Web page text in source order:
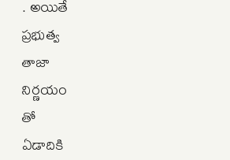
. అయితే
ప్రభుత్వ
తాజా
నిర్ణయం
తో
ఏడాదికి